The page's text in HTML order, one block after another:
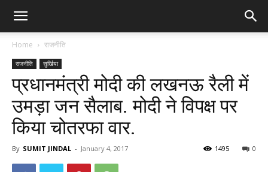
Home राजनीति
राजनीति सुर्खिया
प्रधानमंत्री मोदी की लखनऊ रैली में
उमड़ा जन सैलाब. मोदी ने विपक्ष पर
किया चोतरफा वार.
By SUMIT JINDAL - January 4, 2017 0
1495